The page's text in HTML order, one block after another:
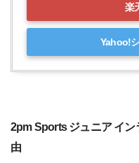
楽
Yahoo!
2pm Sports ジュニア イ
由